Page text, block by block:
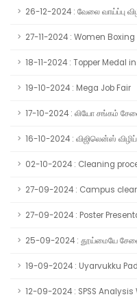
26-12-2024 : வேலை வாய்ப்பு
27-11-2024 : Women
18-11-2024 : Topper Medal
19-10-2024 : Mega Job Fair
17-10-2024 : லியோ சங்கம்
16-10-2024 : விஜிலென்ஸ்
02-10-2024 : Cleaning
27-09-2024 : Campus
27-09-2024 : Poster
25-09-2024 : தூய்மையே
19-09-2024 : Uyarvukku
12-09-2024 : SPSS Analysis